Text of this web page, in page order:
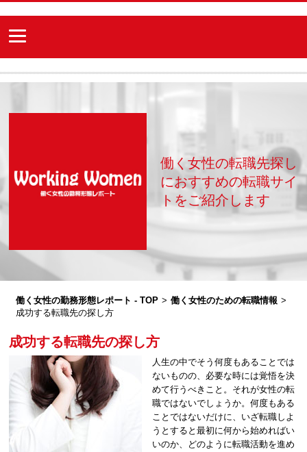
働く女性の転職先探し
におすすめの転職サイ
トをご紹介します
働く女性の勤務形態レポート - TOP > 働く女性のための転職情報 >
成功する転職先の探し方
成功する転職先の探し方
人生の中でそう何度もあることでは
ないものの、必要な時には覚悟を決
めて行うべきこと。それが女性の転
職ではないでしょうか。何度もある
ことではないだけに、いざ転職しよ
うとすると最初に何から始めればい
いのか、どのように転職活動を進め